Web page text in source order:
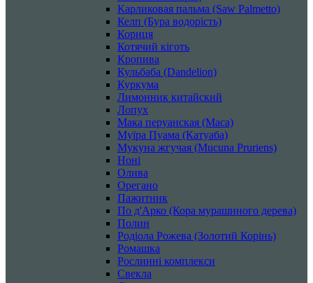
Карликовая пальма (Saw Palmetto)
Келп (Бура водорість)
Кориця
Котячий кіготь
Кропива
Кульбаба (Dandelion)
Куркума
Лимонник китайский
Лопух
Мака перуанская (Maca)
Муїра Пуама (Катуаба)
Мукуна жгучая (Mucuna Pruriens)
Ноні
Олива
Орегано
Пажитник
По д'Арко (Кора мурашиного дерева)
Полин
Родіола Рожева (Золотий Корінь)
Ромашка
Рослинні комплекси
Свекла